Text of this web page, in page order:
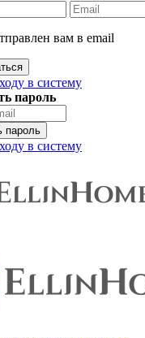
вам в email
в систему
пароль
пароль
в систему